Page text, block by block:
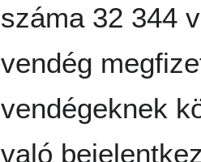
száma 32 344
vendég
vendégeknek
való